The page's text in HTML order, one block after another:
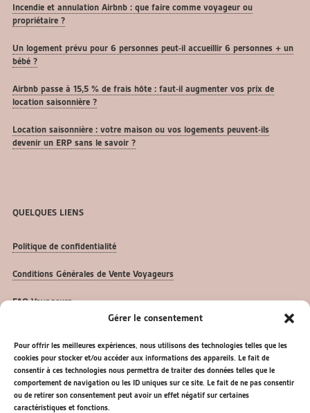
Gérer le consentement
Pour offrir les meilleures expériences, nous utilisons des technologies telles que les
cookies pour stocker et/ou accéder aux informations des appareils. Le fait de
consentir à ces technologies nous permettra de traiter des données telles que le
comportement de navigation ou les ID uniques sur ce site. Le fait de ne pas consentir
ou de retirer son consentement peut avoir un effet négatif sur certaines
caractéristiques et fonctions.
Incendie et annulation Airbnb : que faire comme voyageur ou
propriétaire ?
Un logement prévu pour 6 personnes peut-il accueillir 6 personnes + un
bébé ?
Airbnb passe à 15,5 % de frais hôte : faut-il augmenter vos prix de
location saisonnière ?
Location saisonnière : votre maison ou vos logements peuvent-ils
devenir un ERP sans le savoir ?
QUELQUES LIENS
Politique de confidentialité
Conditions Générales de Vente Voyageurs
FAQ Voyageurs
Nos Articles